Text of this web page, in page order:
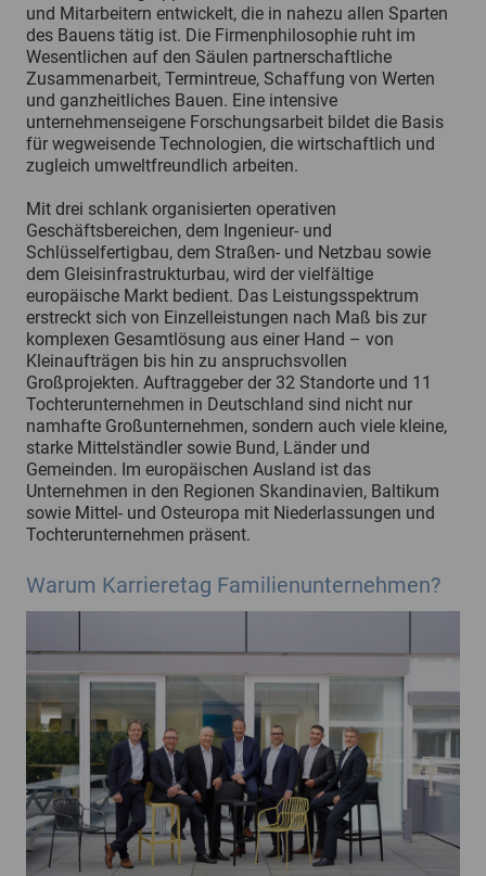
und Mitarbeitern entwickelt, die in nahezu allen Sparten
des Bauens tätig ist. Die Firmenphilosophie ruht im
Wesentlichen auf den Säulen partnerschaftliche
Zusammenarbeit, Termintreue, Schaffung von Werten
und ganzheitliches Bauen. Eine intensive
unternehmenseigene Forschungsarbeit bildet die Basis
für wegweisende Technologien, die wirtschaftlich und
zugleich umweltfreundlich arbeiten.
Mit drei schlank organisierten operativen
Geschäftsbereichen, dem Ingenieur- und
Schlüsselfertigbau, dem Straßen- und Netzbau sowie
dem Gleisinfrastrukturbau, wird der vielfältige
europäische Markt bedient. Das Leistungsspektrum
erstreckt sich von Einzelleistungen nach Maß bis zur
komplexen Gesamtlösung aus einer Hand – von
Kleinaufträgen bis hin zu anspruchsvollen
Großprojekten. Auftraggeber der 32 Standorte und 11
Tochterunternehmen in Deutschland sind nicht nur
namhafte Großunternehmen, sondern auch viele kleine,
starke Mittelständler sowie Bund, Länder und
Gemeinden. Im europäischen Ausland ist das
Unternehmen in den Regionen Skandinavien, Baltikum
sowie Mittel- und Osteuropa mit Niederlassungen und
Tochterunternehmen präsent.
Warum Karrieretag Familienunternehmen?